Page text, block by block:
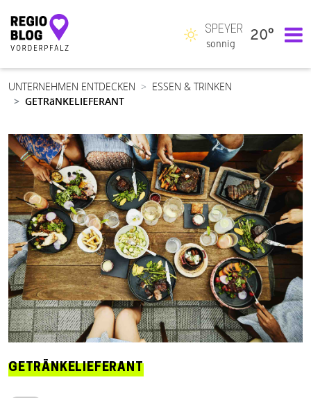
Hauptnavigation
SPEYER
sonnig
20°
UNTERNEHMEN ENTDECKEN
ESSEN & TRINKEN
GETRäNKELIEFERANT
GETRÄNKELIEFERANT